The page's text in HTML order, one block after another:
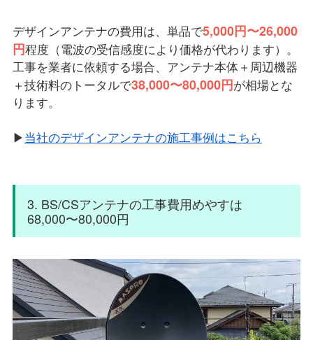
デザインアンテナの費用は、単品で5,000円〜26,000
円程度（電波の受信感度により価格が代わります）。
工事を業者に依頼する場合、アンテナ本体＋周辺機器
＋技術料のトータルで38,000〜80,000円が相場とな
ります。
▶当社のデザインアンテナの施工事例はこちら
3. BS/CSアンテナの工事費用めやすは
68,000〜80,000円